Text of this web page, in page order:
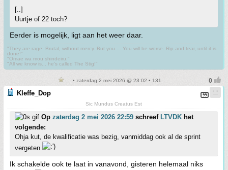
[..]
Uurtje of 22 toch?
Eerder is mogelijk, ligt aan het weer daar.
"They are rage. Brutal, without mercy. But you.... You will be worse. Rip and tear, until it is
done!"
"Omae wa mou shindeiru."
"All we know is... he's called The Stig!"
• zaterdag 2 mei 2026 @ 23:02 • 131
Kleffe_Dop
Sic Mundus Creatus Est
Op zaterdag 2 mei 2026 22:59 schreef LTVDK het
volgende:
Ohja kut, de kwalificatie was bezig, vanmiddag ook al de sprint
vergeten
Ik schakelde ook te laat in vanavond, gisteren helemaal niks